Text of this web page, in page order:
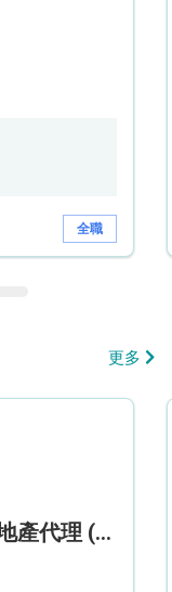
全職
更多
全職/兼職持牌營業員/持牌地產代理 (長沙灣/將軍澳/油塘)